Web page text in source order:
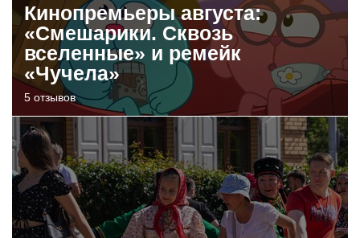
Кинопремьеры августа:
«Смешарики. Сквозь
вселенные» и ремейк
«Чучела»
5 отзывов